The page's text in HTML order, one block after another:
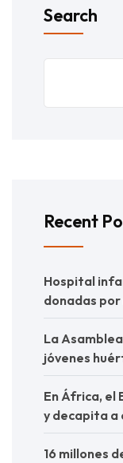
Search
Recent
Hospital
donadas
La
jóvenes
En África, el
y decapita a
16 millones